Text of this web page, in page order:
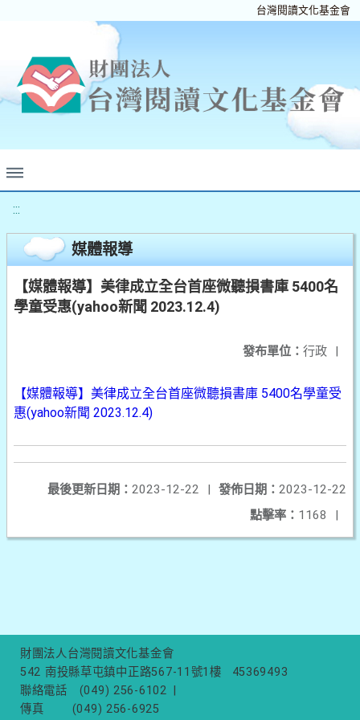
台灣閱讀文化基金會
:::
媒體報導
【媒體報導】美律成立全台首座微聽損書庫 5400名
學童受惠(yahoo新聞 2023.12.4)
發布單位： 行政 |
【媒體報導】美律成立全台首座微聽損書庫 5400名學童受
惠(yahoo新聞 2023.12.4)
發佈日期： 2023-12-22
最後更新日期： 2023-12-22
|
點擊率： 1168 |
財團法人台灣閱讀文化基金會
542 南投縣草屯鎮中正路567-11號1樓
45369493
聯絡電話
(049) 256-6102
傳真
(049) 256-6925